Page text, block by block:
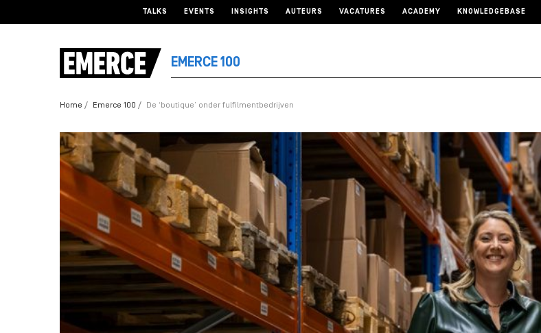
TALKS EVENTS INSIGHTS AUTEURS VACATURES ACADEMY KNOWLEDGEBASE
EMERCE 100
Home Emerce 100 De ‘boutique’ onder fulfilmentbedrijven